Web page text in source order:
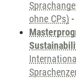
ohne CPs) -